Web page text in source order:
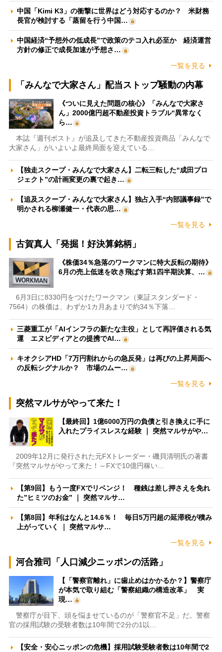
中国「Kimi K3」の衝撃に世界はどう対応するのか？ 米財務
長官が検討する「蒸留を行う中国…
中国経済“予想外の低成長”で政策のテコ入れ必至か 経済運営
方針の修正で成長加速が予想さ…
一覧を見る
「みんなで大家さん」配当ストップ騒動の内幕
《ついに見えた問題の核心》「みんなで大家さ
ん」2000億円超不動産投資トラブル“異常なく
ら…
本誌『週刊ポスト』が追及してきた不動産投資商品「みんなで
大家さん」がいよいよ最終局面を迎えている…
【独走スクープ・みんなで大家さん】二転三転した“成田プロ
ジェクト”の計画変更の裏で起き…
【追及スクープ・みんなで大家さん】独占入手“内部議事録”で
明かされる柳瀬健一・代表の思…
一覧を見る
古賀真人「発掘！好決算銘柄」
《株価34％急落のワークマンに特大反転の期待》
6月の売上低迷を吹き飛ばす第1四半期決算、…
6月3日に8330円をつけたワークマン（東証スタンダード・
7564）の株価は、わずか1カ月あまりで約34％下落…
三菱重工が「AIインフラの新たな主役」として再評価される気
運 エヌビディアとの提携でAI…
キオクシアHD「7万円割れからの急反発」は再びの上昇局面へ
の反転シグナルか？ 市場のムー…
一覧を見る
突然マルサがやって来た！
【最終回】1億6000万円の負債と引き換えに手に
入れたプライスレスな経験 ｜ 突然マルサがや…
2009年12月に発行された元FXトレーダー・磯貝清明氏の著書
『突然マルサがやって来た！～FXで10億円稼い…
【第9回】もう一度FXでリベンジ！ 種銭は差し押さえを免れ
た”ヒミツのお金” ｜ 突然マルサ…
【第8回】年利はなんと14.6％！ 毎日5万円超の延滞税が積み
上がっていく ｜ 突然マルサ…
一覧を見る
河合雅司「人口減少ニッポンの活路」
【「警察官離れ」に歯止めはかかるか？】警察庁
が本気で取り組む「警察組織の構造改革」 実
現…
警察庁が目下、頭を悩ませているのが「警察官不足」だ。警察
官の採用試験の受験者数は10年間で2分の1以…
【安全・安心ニッポンの危機】採用試験受験者数は10年間で2